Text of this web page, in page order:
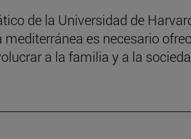
de la Universidad de
mediterránea es necesario
a la familia y a la